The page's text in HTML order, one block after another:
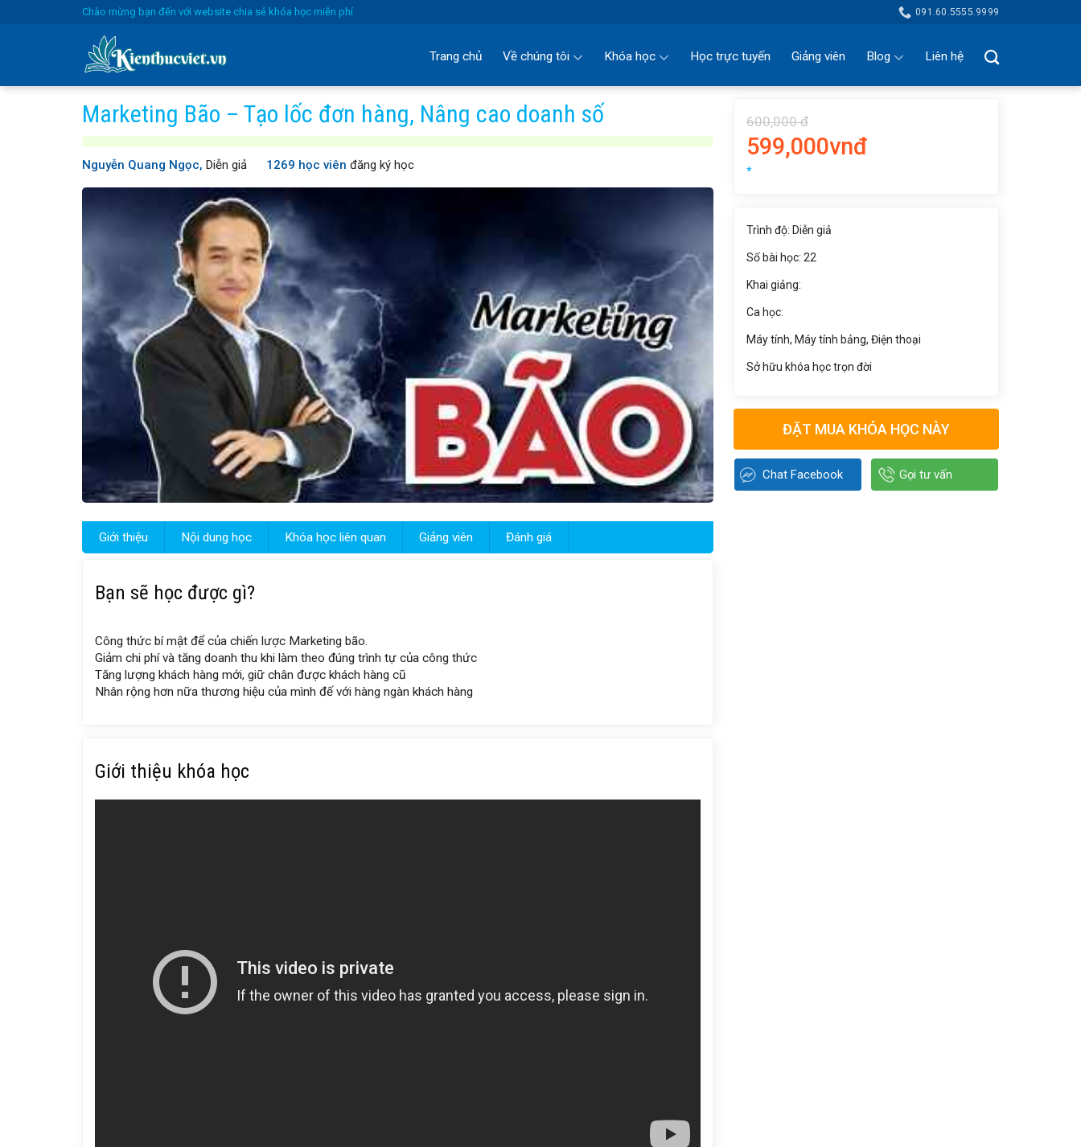
Chào mừng bạn đến với website chia sẻ khóa học miễn phí 091.60.5555.9999
Trang chủ Về chúng tôi Khóa học Học trực tuyến Giảng viên Blog Liên hệ
Marketing Bão – Tạo lốc đơn hàng, Nâng cao doanh số
Nguyễn Quang Ngọc, Diễn giả 1269 học viên đăng ký học
Giới thiệu Nội dung học Khóa học liên quan Giảng viên Đánh giá
Bạn sẽ học được gì?
Công thức bí mật để của chiến lược Marketing bão.
Giảm chi phí và tăng doanh thu khi làm theo đúng trình tự của công thức
Tăng lượng khách hàng mới, giữ chân được khách hàng cũ
Nhân rộng hơn nữa thương hiệu của mình đế với hàng ngàn khách hàng
Giới thiệu khóa học
600,000 đ
599,000vnđ
*
Trình độ: Diễn giả
Số bài học: 22
Khai giảng:
Ca học:
Máy tính, Máy tính bảng, Điện thoại
Sở hữu khóa học trọn đời
ĐẶT MUA KHÓA HỌC NÀY
Chat Facebook Gọi tư vấn